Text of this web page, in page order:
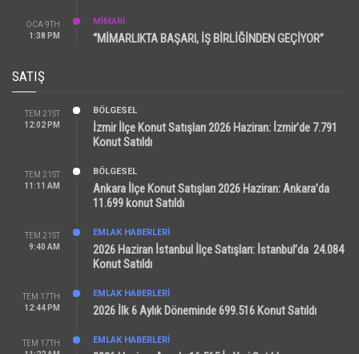
OCA 9TH
1:38 PM
MİMARİ
“MİMARLIKTA BAŞARI, İŞ BİRLİĞİNDEN GEÇİYOR”
SATIŞ
TEM 21ST
12:02 PM
BÖLGESEL
İzmir İlçe Konut Satışları 2026 Haziran: İzmir’de 7.791
Konut Satıldı
TEM 21ST
11:11 AM
BÖLGESEL
Ankara İlçe Konut Satışları 2026 Haziran: Ankara’da
11.699 konut Satıldı
TEM 21ST
9:40 AM
EMLAK HABERLERI
2026 Haziran İstanbul İlçe Satışları: İstanbul’da 24.084
Konut Satıldı
TEM 17TH
12:44 PM
EMLAK HABERLERI
2026 İlk 6 Aylık Döneminde 699.516 Konut Satıldı
TEM 17TH
EMLAK HABERLERI